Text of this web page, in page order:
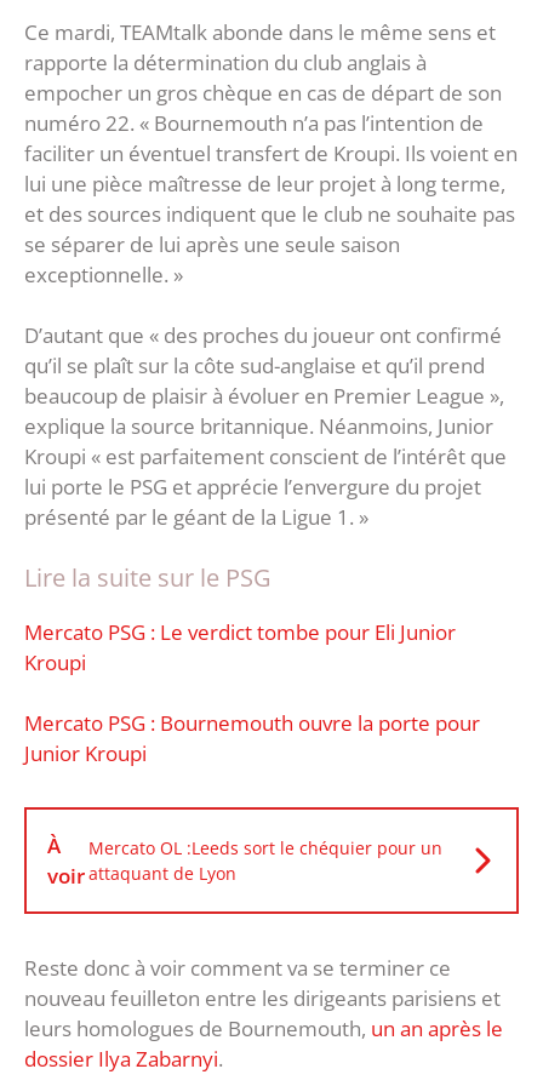
Ce mardi, TEAMtalk abonde dans le même sens et
rapporte la détermination du club anglais à
empocher un gros chèque en cas de départ de son
numéro 22. « Bournemouth n’a pas l’intention de
faciliter un éventuel transfert de Kroupi. Ils voient en
lui une pièce maîtresse de leur projet à long terme,
et des sources indiquent que le club ne souhaite pas
se séparer de lui après une seule saison
exceptionnelle. »
D’autant que « des proches du joueur ont confirmé
qu’il se plaît sur la côte sud-anglaise et qu’il prend
beaucoup de plaisir à évoluer en Premier League »,
explique la source britannique. Néanmoins, Junior
Kroupi « est parfaitement conscient de l’intérêt que
lui porte le PSG et apprécie l’envergure du projet
présenté par le géant de la Ligue 1. »
Lire la suite sur le PSG
Mercato PSG : Le verdict tombe pour Eli Junior
Kroupi
Mercato PSG : Bournemouth ouvre la porte pour
Junior Kroupi
À
voir
Mercato OL :Leeds sort le chéquier pour un
attaquant de Lyon
Reste donc à voir comment va se terminer ce
nouveau feuilleton entre les dirigeants parisiens et
leurs homologues de Bournemouth, un an après le
dossier Ilya Zabarnyi.